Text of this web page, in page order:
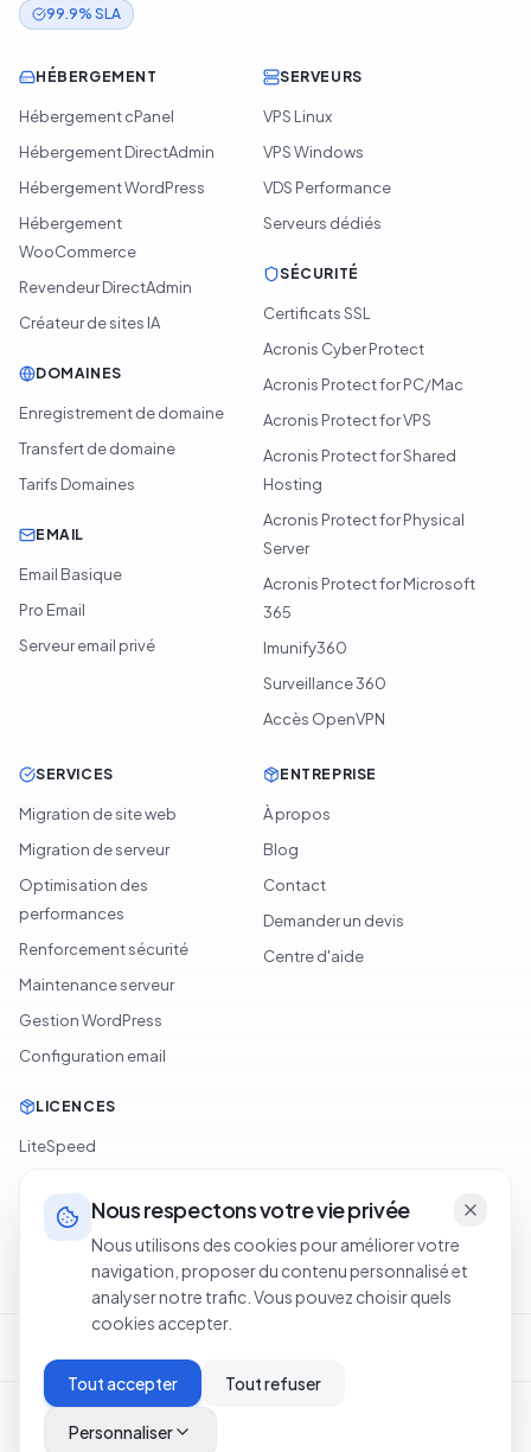
99.9% SLA
HÉBERGEMENT
Hébergement cPanel
Hébergement DirectAdmin
Hébergement WordPress
Hébergement
WooCommerce
Revendeur DirectAdmin
Créateur de sites IA
DOMAINES
Enregistrement de domaine
Transfert de domaine
Tarifs Domaines
EMAIL
Email Basique
Pro Email
Serveur email privé
SERVEURS
VPS Linux
VPS Windows
VDS Performance
Serveurs dédiés
SÉCURITÉ
Certificats SSL
Acronis Cyber Protect
Acronis Protect for PC/Mac
Acronis Protect for VPS
Acronis Protect for Shared
Hosting
Acronis Protect for Physical
Server
Acronis Protect for Microsoft
365
Imunify360
Surveillance 360
Accès OpenVPN
SERVICES
Migration de site web
Migration de serveur
Optimisation des
performances
Renforcement sécurité
Maintenance serveur
Gestion WordPress
Configuration email
LICENCES
LiteSpeed
Softaculous
JetBackup
ENTREPRISE
À propos
Blog
Contact
Demander un devis
Centre d'aide
Conditions d'utilisation
Politique de remboursement
2026Oxahost SARL.Tous droits réservés.
Nous respectons votre vie privée
Nous utilisons des cookies pour améliorer votre
navigation, proposer du contenu personnalisé et
analyser notre trafic. Vous pouvez choisir quels
cookies accepter.
Tout accepter Tout refuser
Personnaliser